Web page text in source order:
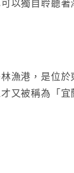
以獨自聆聽
漁港，是位
又被稱為「